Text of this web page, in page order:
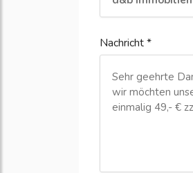
Nachricht *